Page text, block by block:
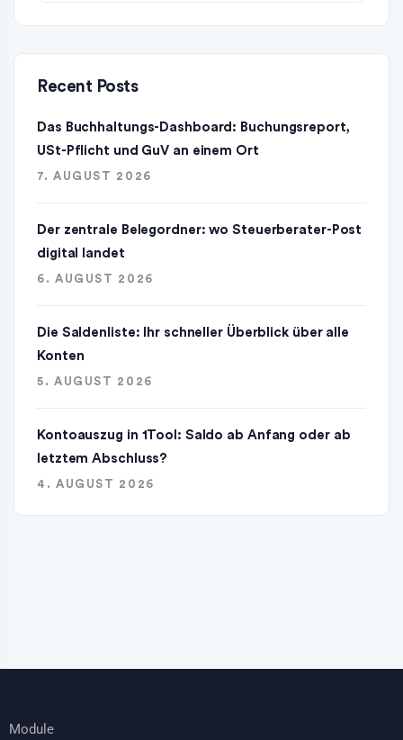
Recent Posts
Das Buchhaltungs-Dashboard: Buchungsreport,
USt-Pflicht und GuV an einem Ort
7. AUGUST 2026
Der zentrale Belegordner: wo Steuerberater-Post
digital landet
6. AUGUST 2026
Die Saldenliste: Ihr schneller Überblick über alle
Konten
5. AUGUST 2026
Kontoauszug in 1Tool: Saldo ab Anfang oder ab
letztem Abschluss?
4. AUGUST 2026
Module